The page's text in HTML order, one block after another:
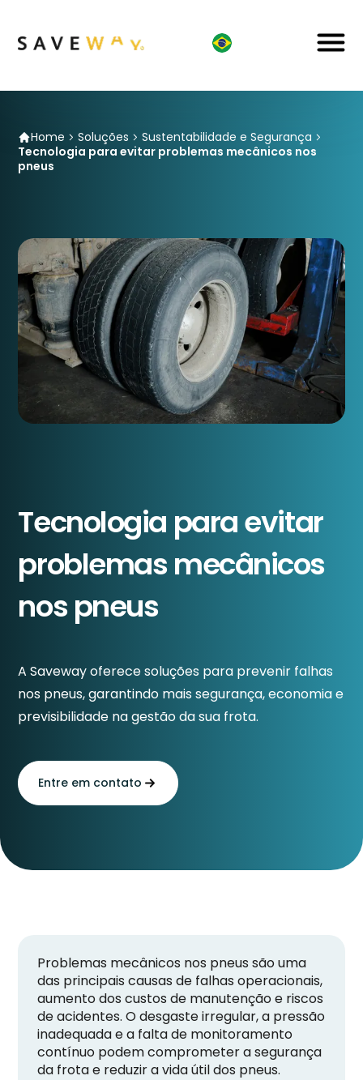
Home Soluções
Sustentabilidade e Segurança
Tecnologia para evitar problemas mecânicos nos
pneus
Tecnologia para evitar
problemas mecânicos
nos pneus
A Saveway oferece soluções para prevenir falhas
nos pneus, garantindo mais segurança, economia e
previsibilidade na gestão da sua frota.
Entre em contato
Problemas mecânicos nos pneus são uma
das principais causas de falhas operacionais,
aumento dos custos de manutenção e riscos
de acidentes. O desgaste irregular, a pressão
inadequada e a falta de monitoramento
contínuo podem comprometer a segurança
da frota e reduzir a vida útil dos pneus.